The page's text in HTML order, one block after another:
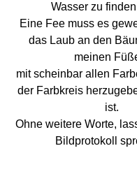
Wasser zu
Eine Fee muss es
das Laub an den
meinen
mit scheinbar allen
der Farbkreis
ist.
Ohne weitere Worte,
Bildprotokoll